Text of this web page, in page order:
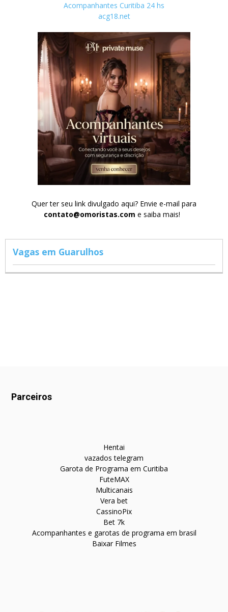
Acompanhantes Curitiba 24 hs
acg18.net
Quer ter seu link divulgado aqui? Envie e-mail para
contato@omoristas.com e saiba mais!
Vagas em Guarulhos
Parceiros
Hentai
vazados telegram
Garota de Programa em Curitiba
FuteMAX
Multicanais
Vera bet
CassinoPix
Bet 7k
Acompanhantes e garotas de programa em brasil
Baixar Filmes